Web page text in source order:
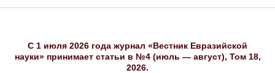
C 1 июля 2026 года журнал «Вестник Евразийской
науки» принимает статьи в №4 (июль — август), Том 18,
2026.